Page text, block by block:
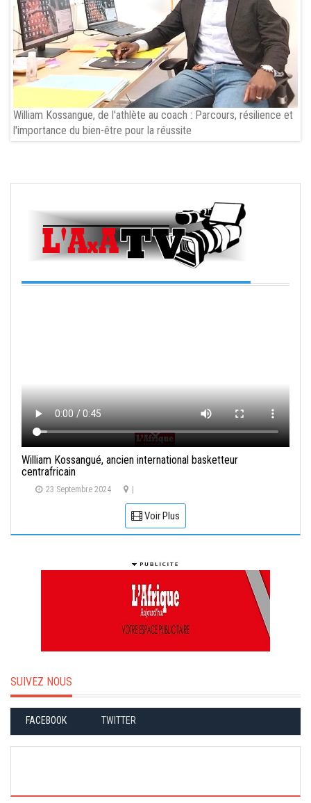
William Kossangue, de l'athlète au coach : Parcours, résilience et
l'importance du bien-être pour la réussite
William Kossangué, ancien international basketteur
centrafricain
23 Septembre 2024
Voir Plus
SUIVEZ NOUS
FACEBOOK TWITTER